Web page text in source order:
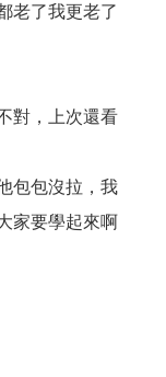
老了我更老了
對，上次還看
包包沒拉，我
家要學起來啊